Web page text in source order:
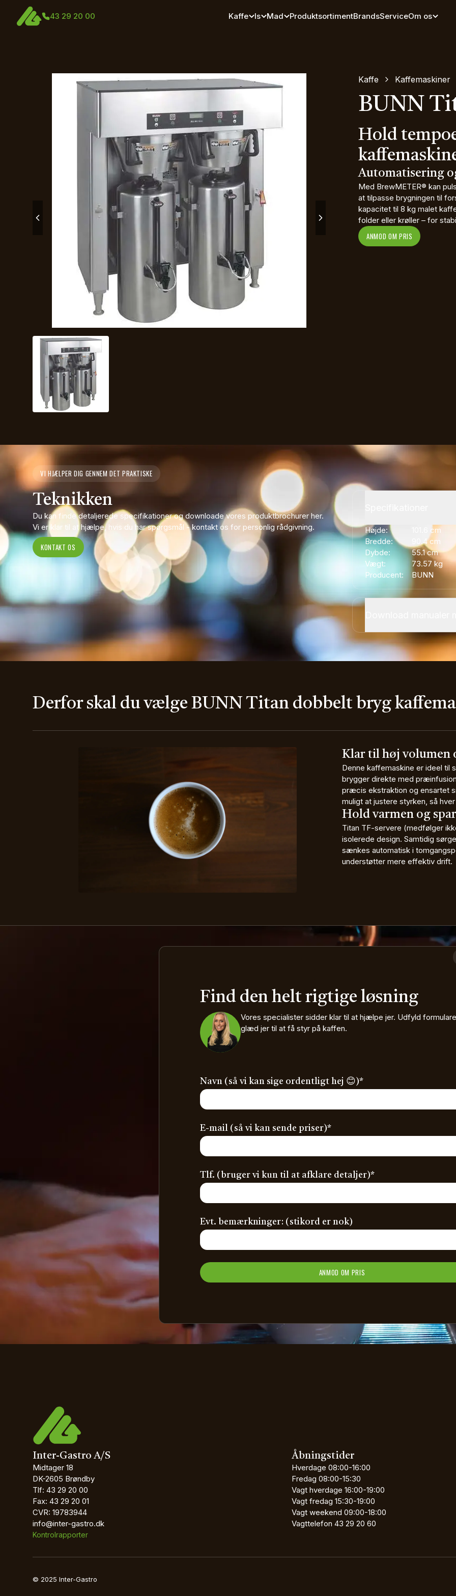
43 29 20 00 Kaffe Is Mad ProduktsortimentBrandsServiceOm os
Kaffe Kaffemaskiner
BUNN
Hold
Automatisering
Med BrewMETER® kan
at tilpasse brygningen til
kapacitet til 8 kg malet
folder eller krøller – for
ANMOD OM PRIS
VI HJÆLPER DIG GENNEM DET PRAKTISKE
Teknikken
Du kan finde detaljerede specifikationer og downloade vores produktbrochurer her.
Vi er klar til at hjælpe, hvis du har spørgsmål - kontakt os for personlig rådgivning.
KONTAKT OS
Højde:
Bredde:
Dybde:
Vægt:
Producent:
cm
90.4cm
55.1cm
73.57 kg
BUNN
Derfor skal du vælge BUNN Titan dobbelt bryg
Klar til høj volumen
Denne kaffemaskine er ideel til
brygger direkte med
præcis ekstraktion og ensartet
muligt at justere styrken, så
Hold varmen og
Titan TF-servere (medfølger
isolerede design. Samtidig
sænkes automatisk i
understøtter mere effektiv drift.
Find den helt rigtige løsning
Vores specialister sidder klar til at hjælpe jer. Udfyld
glæd jer til at få styr på kaffen.
Navn (så vi kan sige ordentligt hej 😊)*(required)
E-mail (så vi kan sende priser)*(required)
Tlf. (bruger vi kun til at afklare detaljer)*(required)
Evt. bemærkninger: (stikord er nok)
ANMOD OM PRIS
Inter-Gastro A/S
Midtager 18
DK-2605 Brøndby
Tlf: 43 29 20 00
Fax: 43 29 20 01
CVR: 19783944
info@inter-gastro.dk
Kontrolrapporter
Åbningstider
Hverdage 08:00-16:00
Fredag 08:00-15:30
Vagt hverdage 16:00-19:00
Vagt fredag 15:30-19:00
Vagt weekend 09:00-18:00
Vagttelefon 43 29 20 60
© 2025 Inter-Gastro